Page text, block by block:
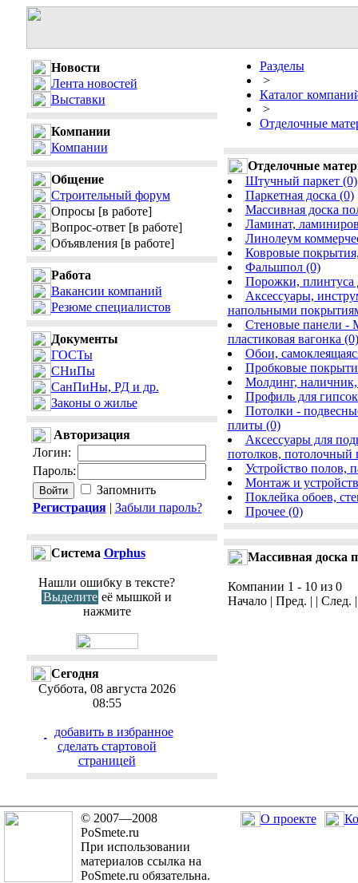
Новости
Лента новостей
Выставки
Компании
Компании
Общение
Строительный форум
Опросы [в работе]
Вопрос-ответ [в работе]
Объявления [в работе]
Работа
Вакансии компаний
Резюме специалистов
Документы
ГОСТы
СНиПы
СанПиНы, РД и др.
Законы о жилье
Авторизация
Логин:
Пароль:
Запомнить
Регистрация| Забыли пароль?
Cистема Orphus
Нашли ошибку в тексте?
Выделите её мышкой и
нажмите
Сегодня
Суббота, 08 августа 2026
08:55
добавить в избранное
cделать стартовой
страницей
Разделы
>
Каталог
>
Отделочные
Отделочные
Штучный паркет (0)
Паркетная доска (0)
Массивная доска
Ламинат,
Линолеум
Ковровые
Фальшпол (0)
Порожки, плинтуса
Аксессуары,
напольными
Стеновые панели -
пластиковая вагонка (0)
Обои,
Пробковые
Молдинг, наличник,
Профиль для
Потолки -
плиты (0)
Аксессуары для
потолков, потолочный
Устройство полов,
Монтаж и
Поклейка обоев,
Прочее (0)
Массивная доска
Компании 1 - 10 из 0
Начало | Пред. | | След.
© 2007—2008
PoSmete.ru
При использовании
материалов ссылка на
PoSmete.ru обязательна.
О проекте